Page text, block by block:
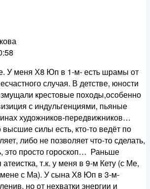
У меня Х8 Юп в 1-м- есть шрамы от
случая. В детстве, юности
крестовые походы,особенно
с индульгенциями, пьяные
художников-передвижников…
силы есть, кто-то ведёт по
либо не позволяет что-то сделать,
это просто гороскоп… Раньше
т.к. у меня в 9-м Кету (с Ме,
с Ма). У сына Х8 Юп в 3-м-
но от нехватки энергии и